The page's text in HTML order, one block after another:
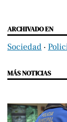
ARCHIVADO EN
Sociedad ‧
MÁS NOTICIAS